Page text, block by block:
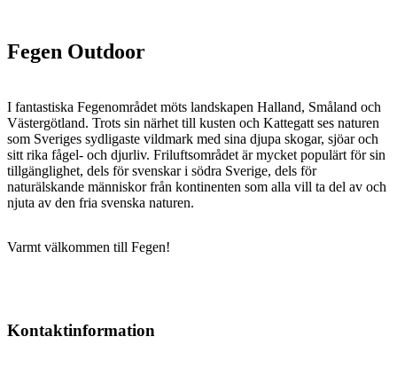
Fegen Outdoor
I fantastiska Fegenområdet möts landskapen Halland, Småland och
Västergötland. Trots sin närhet till kusten och Kattegatt ses naturen
som Sveriges sydligaste vildmark med sina djupa skogar, sjöar och
sitt rika fågel- och djurliv. Friluftsområdet är mycket populärt för sin
tillgänglighet, dels för svenskar i södra Sverige, dels för
naturälskande människor från kontinenten som alla vill ta del av och
njuta av den fria svenska naturen.
Varmt välkommen till Fegen!
Kontaktinformation